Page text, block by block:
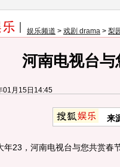
娱乐频道 > 戏剧 drama > 梨
河南电视台
01月15日14:45
来
23，河南电视台与您共赏春